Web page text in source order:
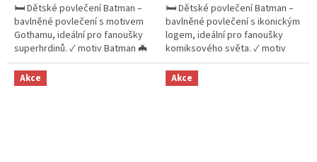
5
hvězdiček.
🛏️ Dětské povlečení Batman –
bavlněné povlečení s motivem
Gothamu, ideální pro fanoušky
superhrdinů. ✓ motiv Batman 🦇
✓ 100% bavlna – měkká a
prodyšná ✓ oboustranný design
👉 Více produktů s motivem
5
hvězdiček.
🛏️ Dětské povlečení Batman –
bavlněné povlečení s ikonickým
logem, ideální pro fanoušky
komiksového světa. ✓ motiv
Batman 🦇 ✓ 100% bavlna –
měkká a prodyšná ✓
oboustranný design 👉 Více
Akce Akce